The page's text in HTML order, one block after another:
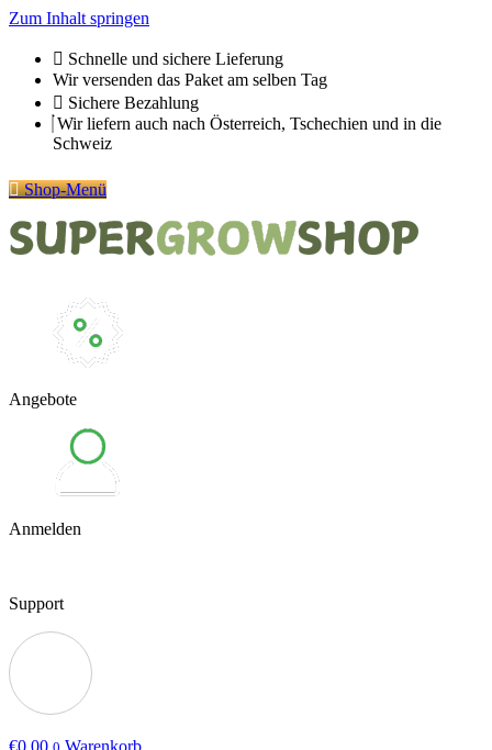
Zum Inhalt springen
Schnelle und sichere Lieferung
Wir versenden das Paket am selben Tag
Sichere Bezahlung
Wir liefern auch nach Österreich, Tschechien und in die
Schweiz
Shop-Menü
Angebote
Anmelden
Support
€0,00
Warenkorb